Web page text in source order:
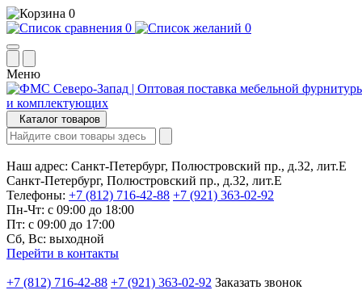
0
0
0
Меню
Каталог товаров
Наш адрес: Санкт-Петербург, Полюстровский пр., д.32, лит.Е
Санкт-Петербург, Полюстровский пр., д.32, лит.Е
Телефоны: +7 (812) 716-42-88 +7 (921) 363-02-92
Пн-Чт: с 09:00 до 18:00
Пт: с 09:00 до 17:00
Сб, Вс: выходной
Перейти в контакты
+7 (812) 716-42-88 +7 (921) 363-02-92 Заказать звонок